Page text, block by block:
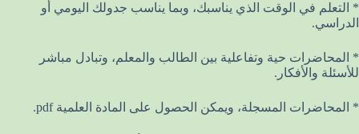
* التعلم في الوقت الذي يناسبك، وبما يناسب جدولك اليومي أو
الدراسي.
* المحاضرات حية وتفاعلية بين الطالب والمعلم، وتبادل مباشر
للأسئلة والأفكار.
* المحاضرات المسجلة، ويمكن الحصول على المادة العلمية pdf.